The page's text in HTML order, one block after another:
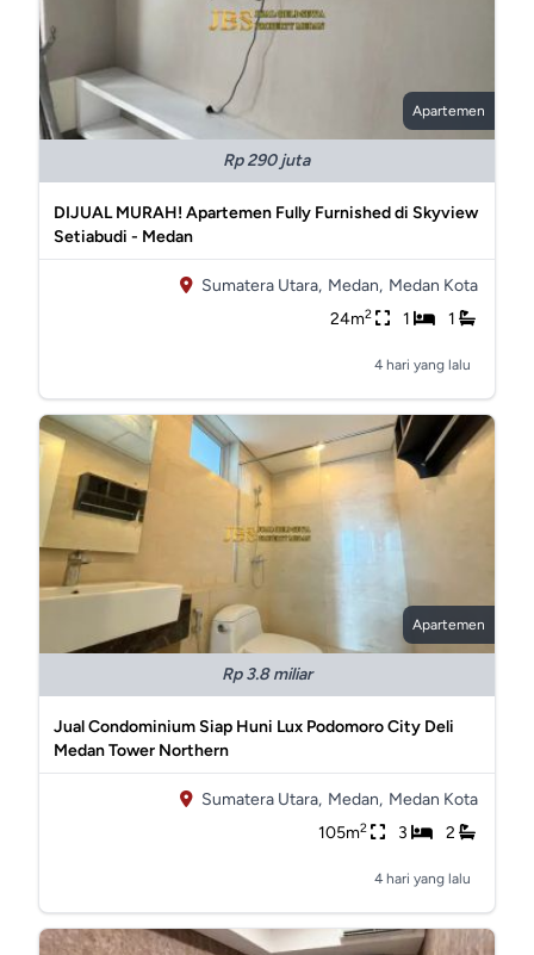
Apartemen
Rp 290 juta
DIJUAL MURAH! Apartemen Fully Furnished di Skyview
Setiabudi - Medan
Sumatera Utara, Medan, Medan Kota
24m2 1 1
4 hari yang lalu
Apartemen
Rp 3.8 miliar
Jual Condominium Siap Huni Lux Podomoro City Deli
Medan Tower Northern
Sumatera Utara, Medan, Medan Kota
105m2 3 2
4 hari yang lalu